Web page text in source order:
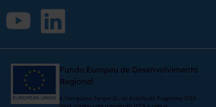
Fundo Europeu de Desenvolvimento
Regional
A Comquima Europe SL, no âmbito do Programa ICEX